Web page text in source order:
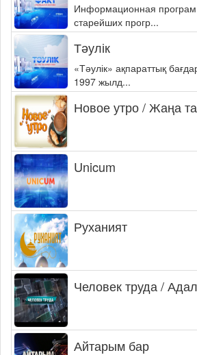
Информационная
старейших прогр...
Тәулік
«Тәулік» ақпараттық
1997 жылд...
Новое утро / Жаңа
Unicum
Руханият
Человек труда /
Айтарым бар